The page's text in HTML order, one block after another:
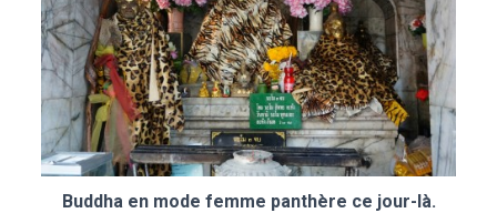
Buddha en mode femme panthère ce jour-là.